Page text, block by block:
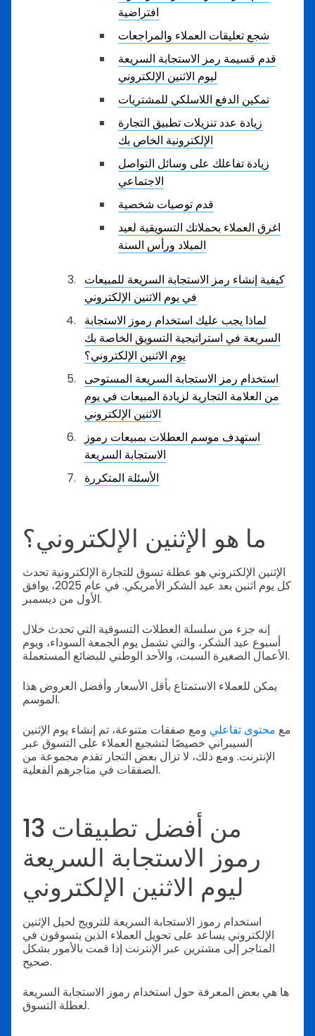
افتراضية
شجع تعليقات العملاء والمراجعات
قدم قسيمة رمز الاستجابة السريعة
ليوم الاثنين الإلكتروني
تمكين الدفع اللاسلكي للمشتريات
زيادة عدد تنزيلات تطبيق التجارة
الإلكترونية الخاص بك
زيادة تفاعلك على وسائل التواصل
الاجتماعي
قدم توصيات شخصية
اغرق العملاء بحملاتك التسويقية لعيد
الميلاد ورأس السنة
كيفية إنشاء رمز الاستجابة السريعة للمبيعات
في يوم الاثنين الإلكتروني
لماذا يجب عليك استخدام رموز الاستجابة
السريعة في استراتيجية التسويق الخاصة بك
يوم الاثنين الإلكتروني؟
استخدام رمز الاستجابة السريعة المستوحى
من العلامة التجارية لزيادة المبيعات في يوم
الاثنين الإلكتروني
استهدف موسم العطلات بمبيعات رموز
الاستجابة السريعة
الأسئلة المتكررة
ما هو الإثنين الإلكتروني؟
الإثنين الإلكتروني هو عطلة تسوق للتجارة الإلكترونية تحدث
كل يوم اثنين بعد عيد الشكر الأمريكي. في عام 2025، يوافق
الأول من ديسمبر.
إنه جزء من سلسلة العطلات التسوقية التي تحدث خلال
أسبوع عيد الشكر، والتي تشمل يوم الجمعة السوداء، ويوم
الأعمال الصغيرة السبت، والأحد الوطني للبضائع المستعملة.
يمكن للعملاء الاستمتاع بأقل الأسعار وأفضل العروض هذا
الموسم.
مع محتوى تفاعلي ومع صفقات متنوعة، تم إنشاء يوم الإثنين
السيبراني خصيصًا لتشجيع العملاء على التسوق عبر
الإنترنت. ومع ذلك، لا تزال بعض التجار تقدم مجموعة من
الصفقات في متاجرهم الفعلية.
13 من أفضل تطبيقات
رموز الاستجابة السريعة
ليوم الاثنين الإلكتروني
استخدام رموز الاستجابة السريعة للترويج لحيل الإثنين
الإلكتروني يساعد على تحويل العملاء الذين يتسوقون في
المتاجر إلى مشترين عبر الإنترنت إذا قمت بالأمور بشكل
صحيح.
ها هي بعض المعرفة حول استخدام رموز الاستجابة السريعة
لعطلة التسوق.